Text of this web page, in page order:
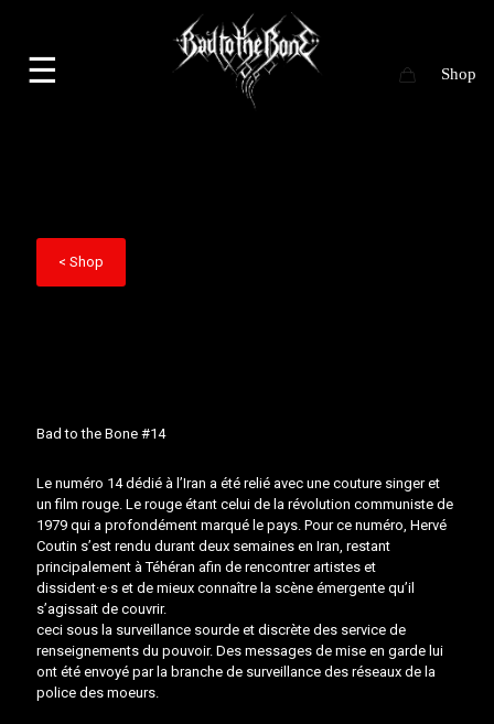
☰
< Shop
Bad to the Bone #14
Le numéro 14 dédié à l’Iran a été relié avec une couture singer et
un film rouge. Le rouge étant celui de la révolution communiste de
1979 qui a profondément marqué le pays. Pour ce numéro, Hervé
Coutin s’est rendu durant deux semaines en Iran, restant
principalement à Téhéran afin de rencontrer artistes et
dissident·e·s et de mieux connaître la scène émergente qu’il
s’agissait de couvrir.
ceci sous la surveillance sourde et discrète des service de
renseignements du pouvoir. Des messages de mise en garde lui
ont été envoyé par la branche de surveillance des réseaux de la
police des moeurs.